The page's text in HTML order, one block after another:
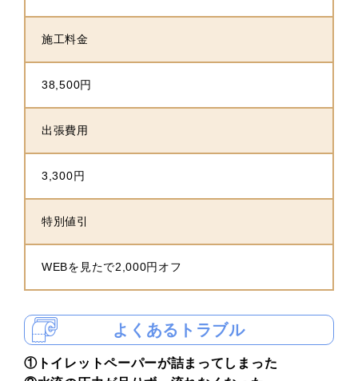
施工料金
38,500円
出張費用
3,300円
特別値引
WEBを見たで2,000円オフ
よくあるトラブル
①トイレットペーパーが詰まってしまった